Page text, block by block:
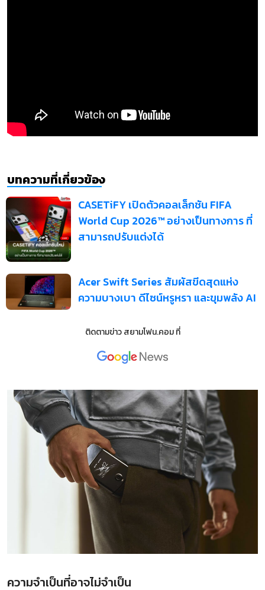
บทความที่เกี่ยวข้อง
CASETiFY เปิดตัวคอลเล็กชัน FIFA
World Cup 2026™ อย่างเป็นทางการ ที่
สามารถปรับแต่งได้
Acer Swift Series สัมผัสขีดสุดแห่ง
ความบางเบา ดีไซน์หรูหรา และขุมพลัง AI
ติดตามข่าวสยามโฟน.คอมที่
ความจำเป็นที่อาจไม่จำเป็น